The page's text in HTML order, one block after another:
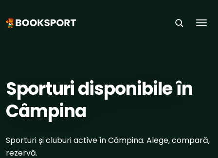
Sporturi disponibile în
Câmpina
Sporturi și cluburi active în Câmpina. Alege, compară,
rezervă.